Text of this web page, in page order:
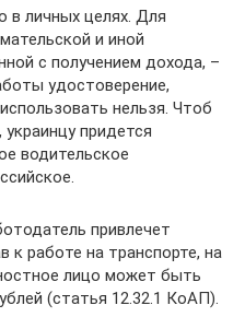
в личных целях. Для
и иной
с получением дохода, –
удостоверение,
нельзя. Чтоб
придется
водительское
привлечет
к работе на транспорте, на
лицо может быть
(статья 12.32.1 КоАП).